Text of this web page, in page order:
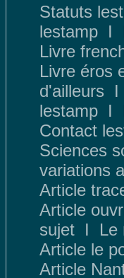
Statuts
lestamp I
Livre
Livre éros
d'ailleurs I
lestamp I
Contact
Sciences
variations
Article
Article
sujet I Le
Article le
Article